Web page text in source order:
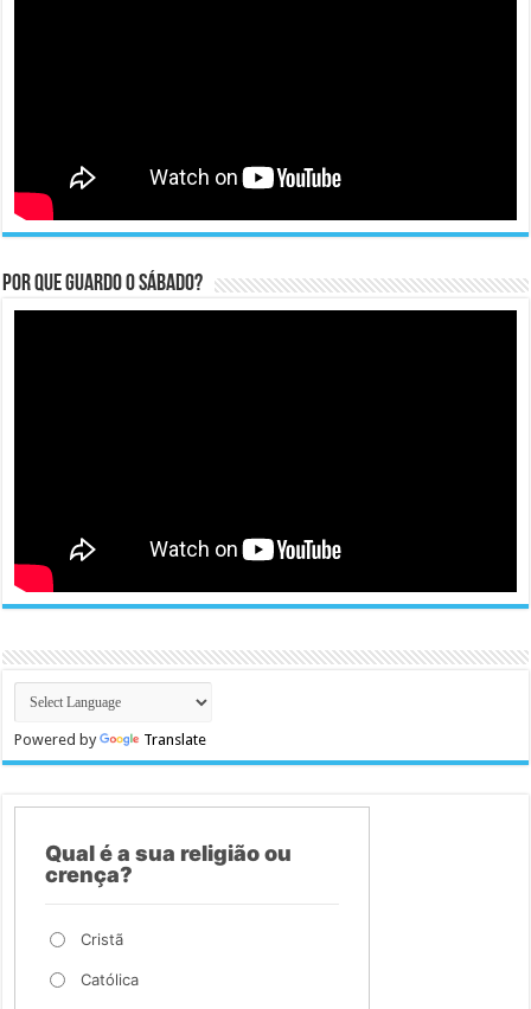
Por que guardo o Sábado?
Powered by Translate
Qual é a sua religião ou
crença?
Cristã
Católica